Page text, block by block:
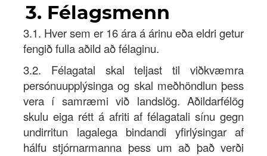
3. Félagsmenn
3.1. Hver sem er 16 ára á árinu eða eldri getur
fengið fulla aðild að félaginu.
3.2. Félagatal skal teljast til viðkvæmra
persónuupplýsinga og skal meðhöndlun þess
vera í samræmi við landslög. Aðildarfélög
skulu eiga rétt á afriti af félagatali sínu gegn
undirritun lagalega bindandi yfirlýsingar af
hálfu stjórnarmanna þess um að það verði